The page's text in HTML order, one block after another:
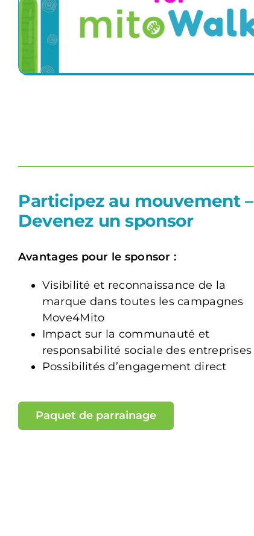
Participez au mouvement –
Devenez un sponsor
Avantages pour le sponsor :
Visibilité et reconnaissance de la
marque dans toutes les campagnes
Move4Mito
Impact sur la communauté et
responsabilité sociale des entreprises
Possibilités d’engagement direct
Paquet de parrainage